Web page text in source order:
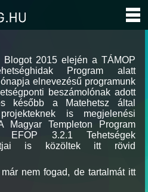
Blogot 2015 elején a TÁMOP
Program alatt
elnevezésű programunk
beszámolónak adott
később a Matehetsz által
is megjelenési
Magyar Templeton Program
3.2.1 Tehetségek
is közöltek itt rövid
nem fogad, de tartalmát itt